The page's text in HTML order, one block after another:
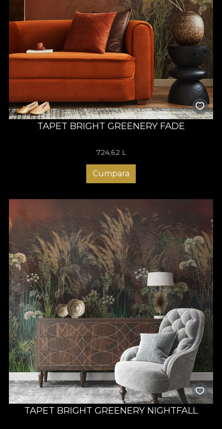
TAPET BRIGHT GREENERY FADE
724,62 L
Cumpara
TAPET BRIGHT GREENERY NIGHTFALL